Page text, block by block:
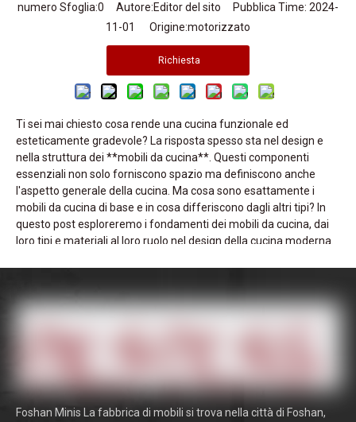
numero Sfoglia:0 Autore:Editor del sito Pubblica Time: 2024-
11-01 Origine:motorizzato
Richiesta
Ti sei mai chiesto cosa rende una cucina funzionale ed
esteticamente gradevole? La risposta spesso sta nel design e
nella struttura dei **mobili da cucina**. Questi componenti
essenziali non solo forniscono spazio ma definiscono anche
l'aspetto generale della cucina. Ma cosa sono esattamente i
mobili da cucina di base e in cosa differiscono dagli altri tipi? In
questo post esploreremo i fondamenti dei mobili da cucina, dai
loro tipi e materiali al loro ruolo nel design della cucina moderna.
ultime tendenze, comprese le opzioni di personalizzazione e le
tecnologie innovative che stanno plasmando il futuro dei mobili
funzionalità che all'estetica della tua cucina. Che tu sia un
proprietario di casa che sta pianificando una ristrutturazione
Foshan Minis La fabbrica di mobili si trova nella città di Foshan,